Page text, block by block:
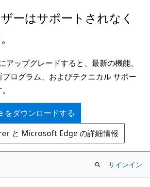
ーはサポートされなく
ップグレードすると、最新の機能、
ログラム、およびテクニカル サポー
ダウンロードする
と Microsoft Edge の詳細情報
サインイン